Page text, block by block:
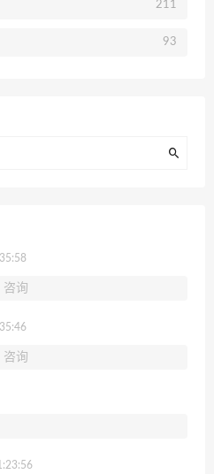
211
93
咨询
咨询